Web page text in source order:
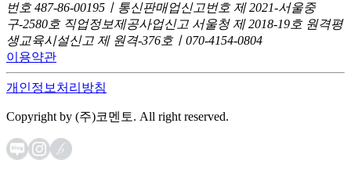
번호 487-86-00195ㅣ통신판매업신고번호 제 2021-서울중
구-2580호 직업정보제공사업신고 서울청 제 2018-19호 원격평
생교육시설신고 제 원격-376호ㅣ070-4154-0804
이용약관
개인정보처리방침
Copyright by (주)코멘토. All right reserved.